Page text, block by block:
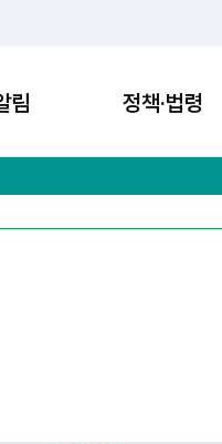
림 정책·법령